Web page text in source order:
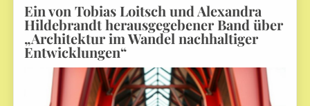
Ein von Tobias Loitsch und Alexandra
Hildebrandt herausgegebener Band über
„Architektur im Wandel nachhaltiger
Entwicklungen“